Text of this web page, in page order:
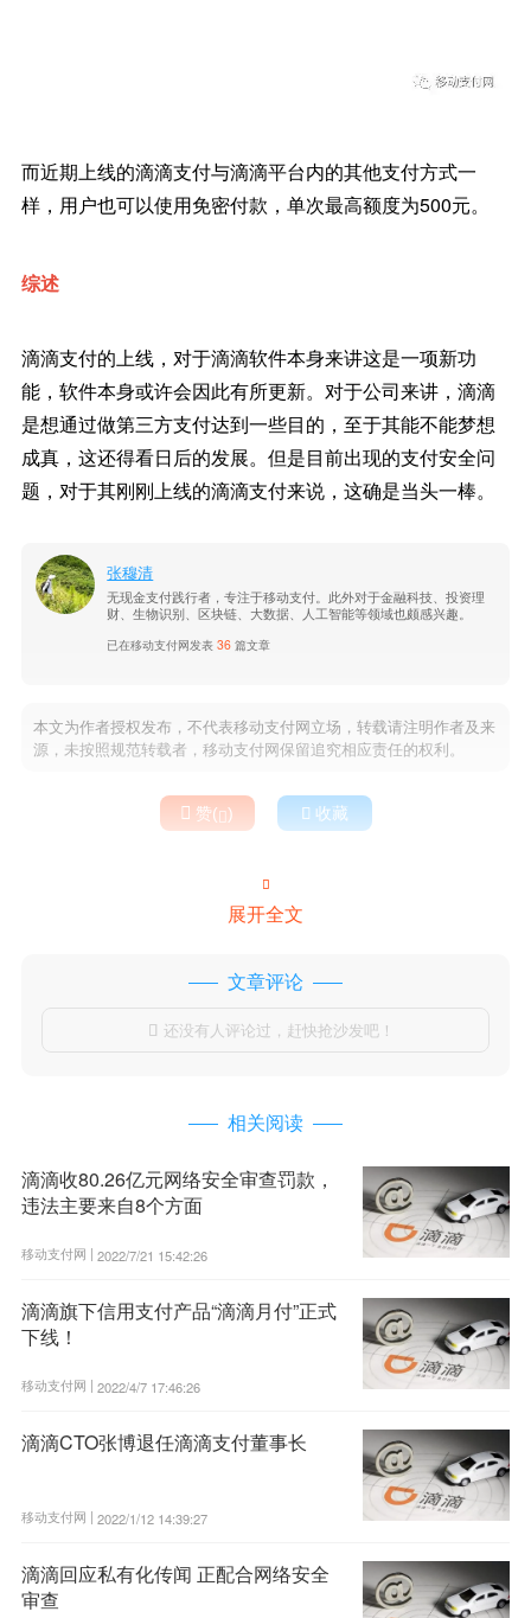
而近期上线的滴滴支付与滴滴平台内的其他支付方式一
样，用户也可以使用免密付款，单次最高额度为500元。
综述
滴滴支付的上线，对于滴滴软件本身来讲这是一项新功
能，软件本身或许会因此有所更新。对于公司来讲，滴滴
是想通过做第三方支付达到一些目的，至于其能不能梦想
成真，这还得看日后的发展。但是目前出现的支付安全问
题，对于其刚刚上线的滴滴支付来说，这确是当头一棒。
张穆清
无现金支付践行者，专注于移动支付。此外对于金融科技、投资理
财、生物识别、区块链、大数据、人工智能等领域也颇感兴趣。
已在移动支付网发表36 篇文章
本文为作者授权发布，不代表移动支付网立场，转载请注明作者及来
源，未按照规范转载者，移动支付网保留追究相应责任的权利。
 赞()  收藏

展开全文
文章评论
 还没有人评论过，赶快抢沙发吧！
相关阅读
滴滴收80.26亿元网络安全审查罚款，
违法主要来自8个方面
移动支付网 | 2022/7/21 15:42:26
滴滴旗下信用支付产品“滴滴月付”正式
下线！
移动支付网 | 2022/4/7 17:46:26
滴滴CTO张博退任滴滴支付董事长
移动支付网 | 2022/1/12 14:39:27
滴滴回应私有化传闻 正配合网络安全
审查